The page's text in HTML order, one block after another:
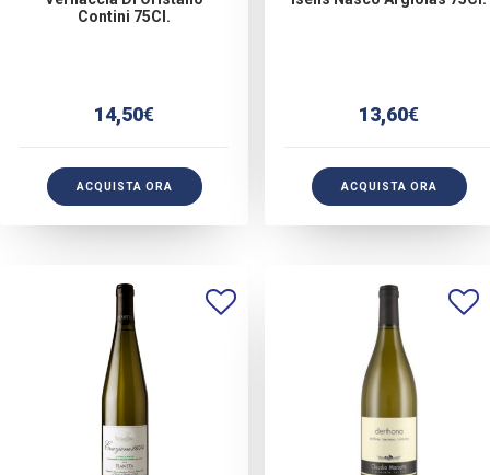
Contini 75Cl.
14,50€
ACQUISTA ORA
13,60€
ACQUISTA ORA